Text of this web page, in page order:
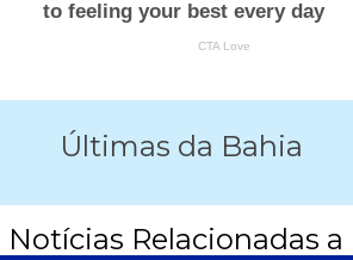
Últimas da Bahia
Notícias Relacionadas a